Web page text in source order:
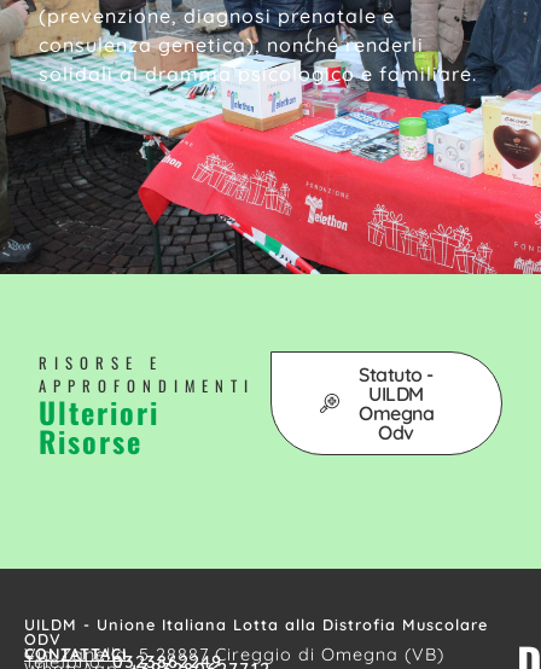
(prevenzione, diagnosi prenatale e
consulenza genetica), nonché renderli
solidali al dramma psicologico e familiare.
RISORSE E
APPROFONDIMENTI
Ulteriori
Risorse
Statuto -
UILDM
Omegna
Odv
UILDM - Unione Italiana Lotta alla Distrofia Muscolare
ODV
CONTATTACI
Via Zanella, 5 28887 Cireggio di Omegna (VB)
Telefono:0323862249